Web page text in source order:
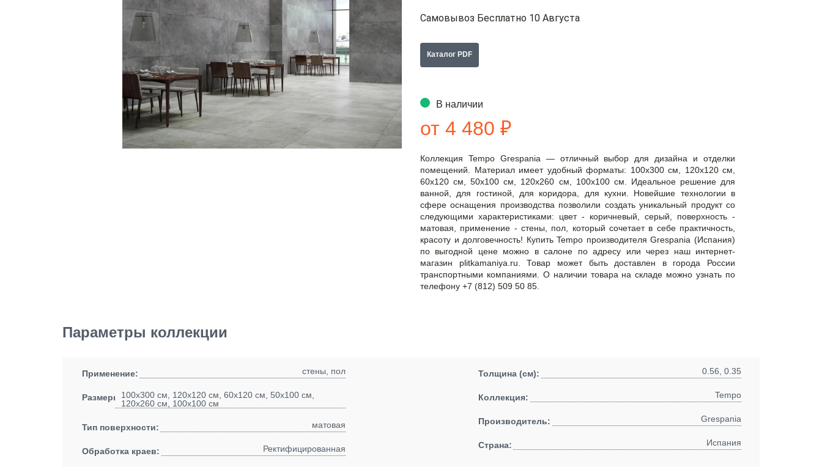
Самовывоз Бесплатно 10 Августа
Каталог PDF
В наличии
от 4 480 ₽
Коллекция Tempo Grespania — отличный выбор для дизайна и отделки
помещений. Материал имеет удобный форматы: 100x300 см, 120x120 см,
60x120 см, 50x100 см, 120x260 см, 100x100 см. Идеальное решение для
ванной, для гостиной, для коридора, для кухни. Новейшие технологии в
сфере оснащения производства позволили создать уникальный продукт со
следующими характеристиками: цвет - коричневый, серый, поверхность -
матовая, применение - стены, пол, который сочетает в себе практичность,
красоту и долговечность! Купить Tempo производителя Grespania (Испания)
по выгодной цене можно в салоне по адресу или через наш интернет-
магазин plitkamaniya.ru. Товар может быть доставлен в города России
транспортными компаниями. О наличии товара на складе можно узнать по
телефону +7 (812) 509 50 85.
Параметры коллекции
Применение: стены, пол
Размеры:100x300 см, 120x120 см, 60x120 см, 50x100 см,
120x260 см, 100x100 см
Тип поверхности: матовая
Обработка краев: Ректифицированная
Толщина (см): 0.56, 0.35
Коллекция: Tempo
Производитель: Grespania
Страна: Испания